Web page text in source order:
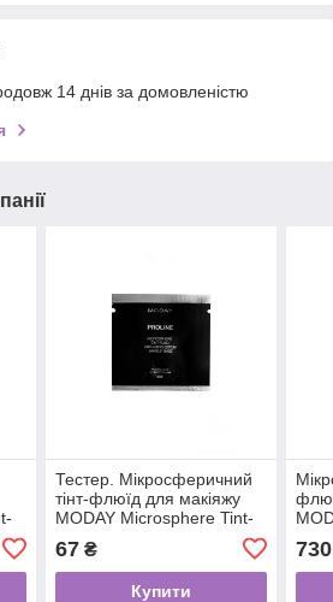
14 днів за домовленістю
Тестер. Мікросферичний
тінт-флюїд для макіяжу
MODAY Microsphere Tint-
fluid на основі аргініну та
екстракту гіркого
апельсину №
67₴
Купити
730